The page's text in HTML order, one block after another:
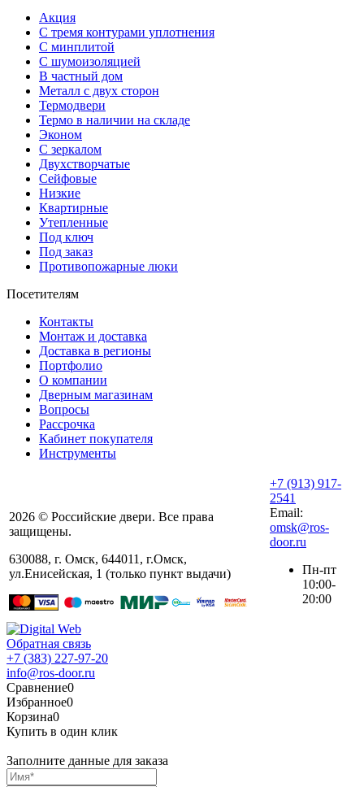
Акция
С тремя контурами уплотнения
С минплитой
С шумоизоляцией
В частный дом
Металл с двух сторон
Термодвери
Термо в наличии на складе
Эконом
С зеркалом
Двухстворчатые
Сейфовые
Низкие
Квартирные
Утепленные
Под ключ
Под заказ
Противопожарные люки
Посетителям
Контакты
Монтаж и доставка
Доставка в регионы
Портфолио
О компании
Дверным магазинам
Вопросы
Рассрочка
Кабинет покупателя
Инструменты
2026 © Российские двери. Все права
защищены.
630088, г. Омск, 644011, г.Омск,
ул.Енисейская, 1 (только пункт выдачи)
+7 (913) 917-
2541
Email:
omsk@ros-
door.ru
Пн-пт
10:00-
20:00
Обратная связь
+7 (383) 227-97-20
info@ros-door.ru
Сравнение0
Избранное0
Корзина0
Купить в один клик
Заполните данные для заказа